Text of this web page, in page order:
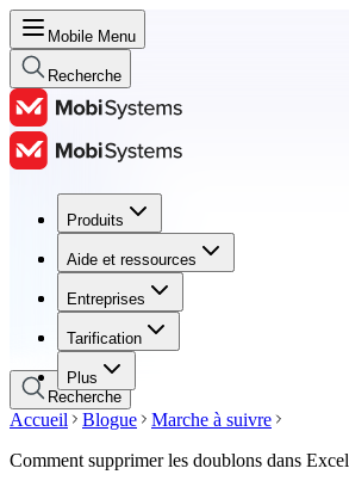
Mobile Menu
Recherche
Produits
Aide et ressources
Entreprises
Tarification
Plus
Produits
Aide et ressources
Entreprises
Tarification
Recherche
Accueil Blogue
Marche à suivre
Comment supprimer les doublons dans Excel